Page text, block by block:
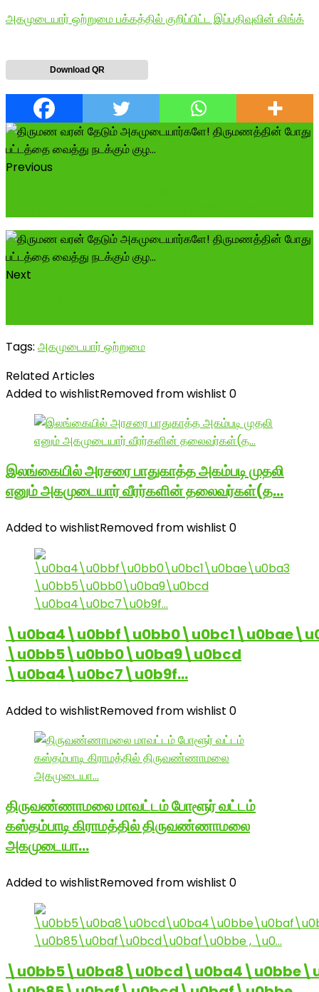
அகமுடையார் ஒற்றுமை பக்கத்தில் குறிப்பிட்ட இப்பதிவுவின் லிங்க்
Download QR
Previous
Next
Tags: அகமுடையார் ஒற்றுமை
Related Articles
Added to wishlistRemoved from wishlist 0
இலங்கையில் அரசரை பாதுகாத்த அகம்படி முதலி
எனும் அகமுடையார் வீரர்களின் தலைவர்கள்(த…
Added to wishlistRemoved from wishlist 0
\u0bb5\u0bb0\u0ba9\u0bcd
\u0ba4\u0bc7\u0b9f…
Added to wishlistRemoved from wishlist 0
திருவண்ணாமலை மாவட்டம் போளூர் வட்டம்
கஸ்தம்பாடி கிராமத்தில் திருவண்ணாமலை
அகமுடையா…
Added to wishlistRemoved from wishlist 0